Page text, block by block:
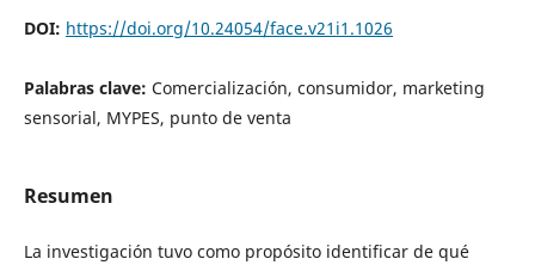
DOI: https://doi.org/10.24054/face.v21i1.1026
Palabras clave: Comercialización, consumidor, marketing
sensorial, MYPES, punto de venta
Resumen
La investigación tuvo como propósito identificar de qué